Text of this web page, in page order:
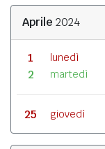
Aprile 2024
1 lunedì
2
martedì
25 giovedì